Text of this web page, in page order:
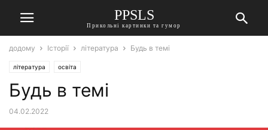
PPSLS
Прикольні картинки та гумор
додому Історії література Будь в темі
література освіта
Будь в темі
04.02.2022